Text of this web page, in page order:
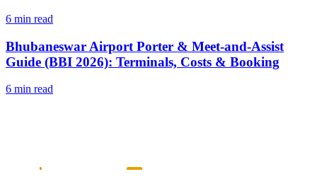
6 min read
Bhubaneswar Airport Porter & Meet-and-Assist
Guide (BBI 2026): Terminals, Costs & Booking
6 min read